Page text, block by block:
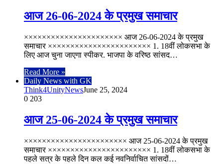
आज 26-06-2024 के प्रमुख समाचार
×××××××××××××××××××××× आज 26-06-2024 के प्रमुख
समाचार ××××××××××××××××××××××× 1. 18वीं लोकसभा के
लिए आज चुना जाएगा स्पीकर. भाजपा के वरिष्ठ सांसद…
Read More »
Daily News with GK
Think4UnityNewsJune 25, 2024
0 203
आज 25-06-2024 के प्रमुख समाचार
××××××××××××××××××××××× आज 25-06-2024 के प्रमुख
समाचार ××××××××××××××××××××××× 1. 18वीं लोकसभा के
पहले सत्र के पहले दिन कल कई नवनिर्वाचित सांसदों…